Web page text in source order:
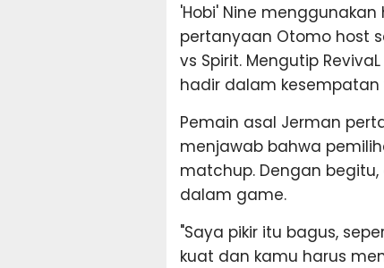
'Hobi' Nine
pertanyaan Otomo host
vs Spirit. Mengutip
hadir dalam
Pemain asal Jerman
menjawab bahwa
matchup. Dengan
dalam game.
"Saya pikir itu bagus,
kuat dan kamu harus